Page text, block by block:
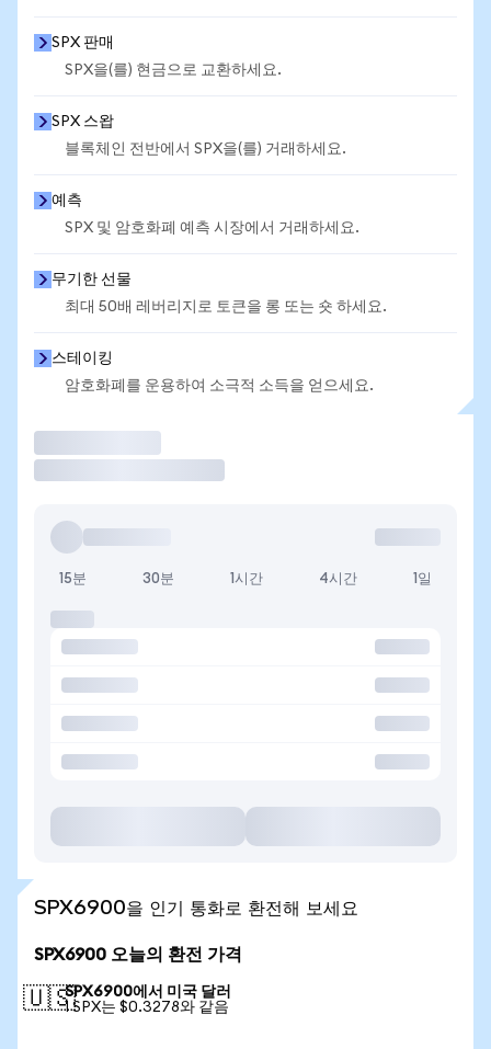
SPX 판매
SPX을(를) 현금으로 교환하세요.
SPX 스왑
블록체인 전반에서 SPX을(를) 거래하세요.
예측
SPX 및 암호화폐 예측 시장에서 거래하세요.
무기한 선물
최대 50배 레버리지로 토큰을 롱 또는 숏 하세요.
스테이킹
암호화폐를 운용하여 소극적 소득을 얻으세요.
15분 30분 1시간 4시간 1일
SPX6900을 인기 통화로 환전해 보세요
SPX6900 오늘의 환전 가격
🇺🇸SPX6900에서 미국 달러
1 SPX는 $0.3278와 같음